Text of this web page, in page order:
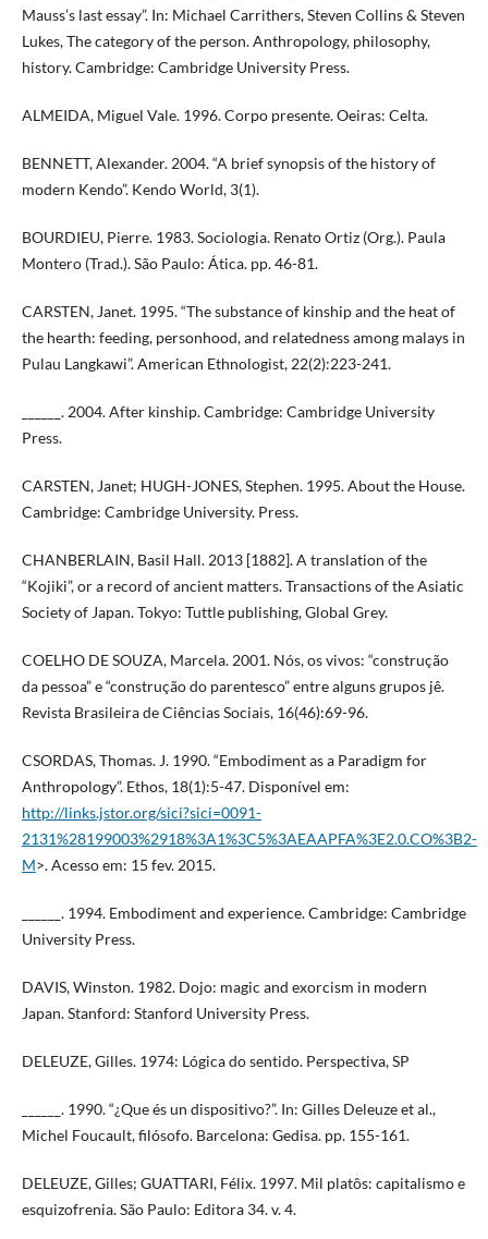
Mauss’s last essay”. In: Michael Carrithers, Steven Collins & Steven
Lukes, The category of the person. Anthropology, philosophy,
history. Cambridge: Cambridge University Press.
ALMEIDA, Miguel Vale. 1996. Corpo presente. Oeiras: Celta.
BENNETT, Alexander. 2004. “A brief synopsis of the history of
modern Kendo”. Kendo World, 3(1).
BOURDIEU, Pierre. 1983. Sociologia. Renato Ortiz (Org.). Paula
Montero (Trad.). São Paulo: Ática. pp. 46-81.
CARSTEN, Janet. 1995. “The substance of kinship and the heat of
the hearth: feeding, personhood, and relatedness among malays in
Pulau Langkawi”. American Ethnologist, 22(2):223-241.
______. 2004. After kinship. Cambridge: Cambridge University
Press.
CARSTEN, Janet; HUGH-JONES, Stephen. 1995. About the House.
Cambridge: Cambridge University. Press.
CHANBERLAIN, Basil Hall. 2013 [1882]. A translation of the
“Kojiki”, or a record of ancient matters. Transactions of the Asiatic
Society of Japan. Tokyo: Tuttle publishing, Global Grey.
COELHO DE SOUZA, Marcela. 2001. Nós, os vivos: “construção
da pessoa” e “construção do parentesco” entre alguns grupos jê.
Revista Brasileira de Ciências Sociais, 16(46):69-96.
CSORDAS, Thomas. J. 1990. “Embodiment as a Paradigm for
Anthropology”. Ethos, 18(1):5-47. Disponível em:
http://links.jstor.org/sici?sici=0091-
2131%28199003%2918%3A1%3C5%3AEAAPFA%3E2.0.CO%3B2-
M>. Acesso em: 15 fev. 2015.
______. 1994. Embodiment and experience. Cambridge: Cambridge
University Press.
DAVIS, Winston. 1982. Dojo: magic and exorcism in modern
Japan. Stanford: Stanford University Press.
DELEUZE, Gilles. 1974: Lógica do sentido. Perspectiva, SP
______. 1990. “¿Que és un dispositivo?”. In: Gilles Deleuze et al.,
Michel Foucault, filósofo. Barcelona: Gedisa. pp. 155-161.
DELEUZE, Gilles; GUATTARI, Félix. 1997. Mil platôs: capitalismo e
esquizofrenia. São Paulo: Editora 34. v. 4.